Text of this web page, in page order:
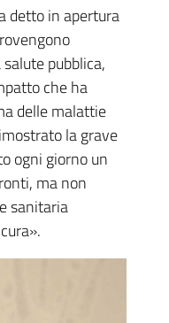
detto in apertura
pubblica,
che ha
delle malattie
la grave
ogni giorno un
ma non
sanitaria